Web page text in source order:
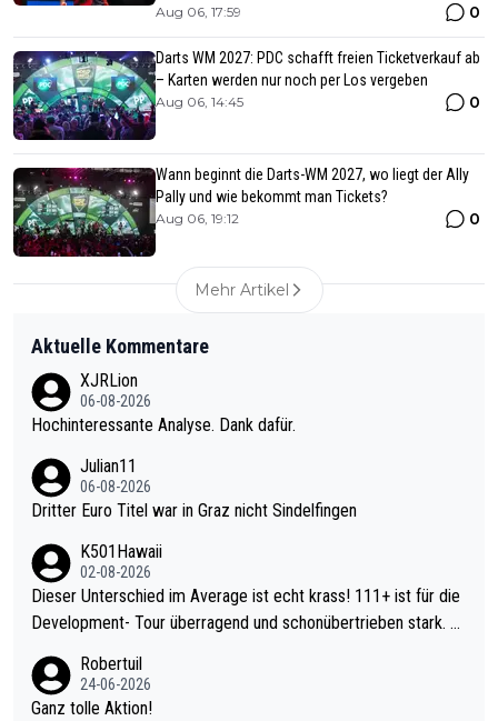
Aug 06, 17:59 0
Darts WM 2027: PDC schafft freien Ticketverkauf ab
– Karten werden nur noch per Los vergeben
Aug 06, 14:45 0
Wann beginnt die Darts-WM 2027, wo liegt der Ally
Pally und wie bekommt man Tickets?
Aug 06, 19:12 0
Mehr Artikel
Aktuelle Kommentare
XJRLion
06-08-2026
Hochinteressante Analyse. Dank dafür.
Julian11
06-08-2026
Dritter Euro Titel war in Graz nicht Sindelfingen
K501Hawaii
02-08-2026
Dieser Unterschied im Average ist echt krass! 111+ ist für die
Development- Tour überragend und schonübertrieben stark. U
mal 40+ erst recht. Da gewinnst keinen Blumentopf - ist ja noc
h krasser wie ein Pokalspiel eines Kreisligisten vs einem Bund
Robertuil
24-06-2026
Ganz tolle Aktion!